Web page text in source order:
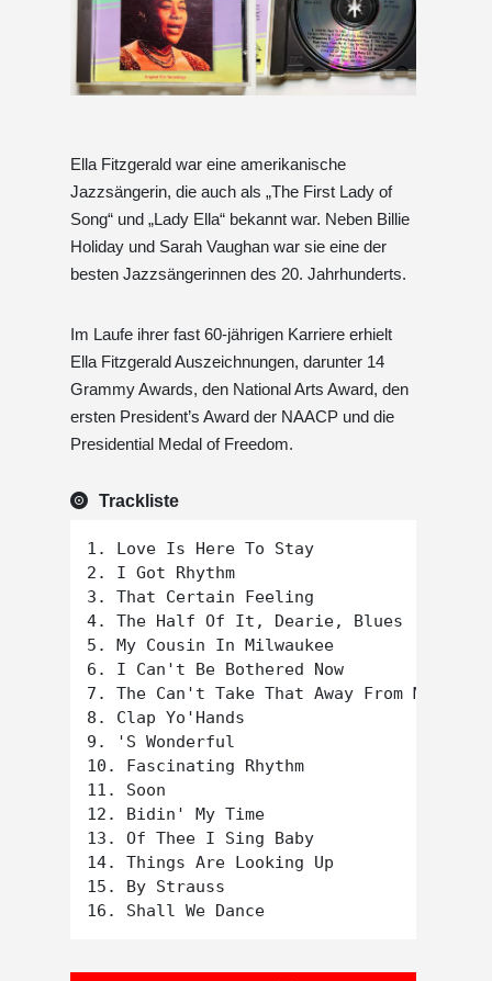
Ella Fitzgerald war eine amerikanische
Jazzsängerin, die auch als „The First Lady of
Song“ und „Lady Ella“ bekannt war. Neben Billie
Holiday und Sarah Vaughan war sie eine der
besten Jazzsängerinnen des 20. Jahrhunderts.
Im Laufe ihrer fast 60-jährigen Karriere erhielt
Ella Fitzgerald Auszeichnungen, darunter 14
Grammy Awards, den National Arts Award, den
ersten President’s Award der NAACP und die
Presidential Medal of Freedom.
Trackliste
1. Love Is Here To Stay
2. I Got Rhythm
3. That Certain Feeling
4. The Half Of It, Dearie, Blues
5. My Cousin In Milwaukee
6. I Can't Be Bothered Now
7. The Can't Take That Away From Me
8. Clap Yo'Hands
9. 'S Wonderful
10. Fascinating Rhythm
11. Soon
12. Bidin' My Time
13. Of Thee I Sing Baby
14. Things Are Looking Up
15. By Strauss